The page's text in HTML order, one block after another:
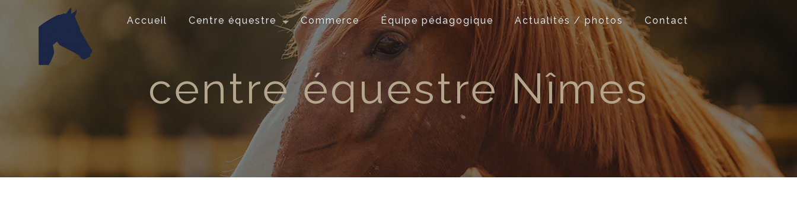
Accueil Centre équestre Commerce Équipe pédagogique Actualités / photos Contact
centre équestre Nîmes
Panneau de gestion des cookies